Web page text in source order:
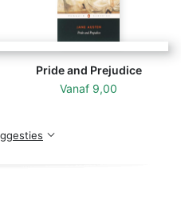
Pride and Prejudice
Vanaf 9,00